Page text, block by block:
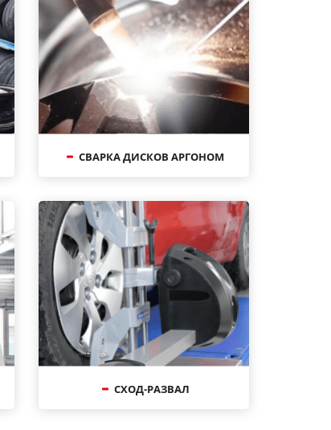
СВАРКА ДИСКОВ АРГОНОМ
СХОД-РАЗВАЛ